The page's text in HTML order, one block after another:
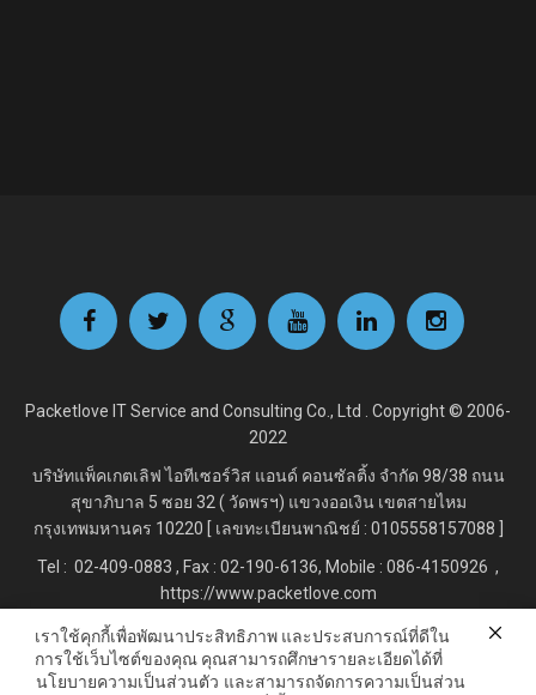
Packetlove IT Service and Consulting Co., Ltd . Copyright © 2006-
2022
บริษัทแพ็คเกตเลิฟ ไอทีเซอร์วิส แอนด์ คอนซัลติ้ง จำกัด 98/38 ถนน
สุขาภิบาล 5 ซอย 32 ( วัดพรฯ) แขวงออเงิน เขตสายไหม
กรุงเทพมหานคร 10220 [ เลขทะเบียนพาณิชย์ : 0105558157088 ]
Tel : 02-409-0883 , Fax : 02-190-6136, Mobile : 086-4150926 ,
https://www.packetlove.com
Line Official : @Packetlove.com
เราใช้คุกกี้เพื่อพัฒนาประสิทธิภาพ และประสบการณ์ที่ดีใน
การใช้เว็บไซต์ของคุณ คุณสามารถศึกษารายละเอียดได้ที่
นโยบายความเป็นส่วนตัว และสามารถจัดการความเป็นส่วน